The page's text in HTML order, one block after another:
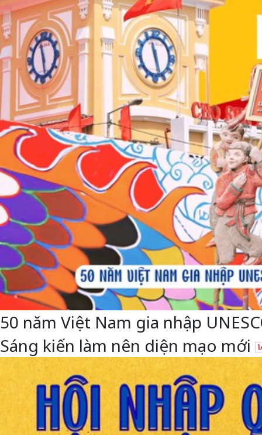
50 năm Việt Nam gia nhập
Sáng kiến làm nên diện mạo mới